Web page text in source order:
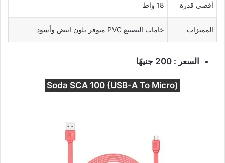
أقصي قدرة 18 واط
المميزات خامات التصنيع PVC متوفر بلون ابيض وأسود
السعر : 200 جنيهًا
Soda SCA 100 (USB-A To Micro)